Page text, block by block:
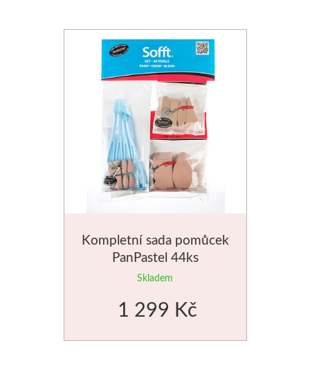
Zlatá loď
Malířská plátna
Štětce
Novinky
Kompletní sada pomůcek
PanPastel 44ks
Skladem
1 299 Kč